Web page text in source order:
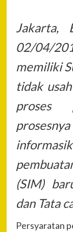
Jakarta,
02/04/
memiliki
tidak
proses
(SIM)
dan Tata
Persyaratan